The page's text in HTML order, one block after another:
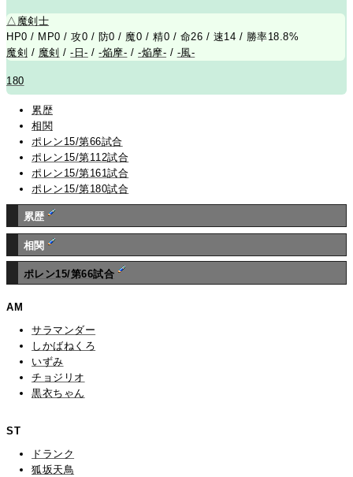
△ 魔剣士
HP0 / MP0 / 攻0 / 防0 / 魔0 / 精0 / 命26 / 速14 / 勝率18.8%
魔剣 / 魔剣 /-日- /-焔摩- / -焔摩- / -風-
180
累歴
相関
ポレン15/第66試合
ポレン15/第112試合
ポレン15/第161試合
ポレン15/第180試合
累歴
相関
ポレン15/第66試合
AM
サラマンダー
しかばねくろ
いずみ
チョジリオ
黒衣ちゃん
ST
ドランク
狐坂天鳥